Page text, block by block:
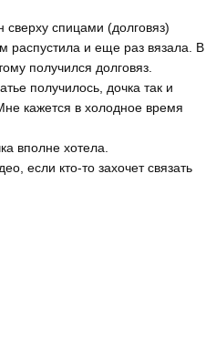
сверху спицами (долговяз)
распустила и еще раз вязала. В
получился долговяз.
получилось, дочка так и
кажется в холодное время
вполне хотела.
если кто-то захочет связать